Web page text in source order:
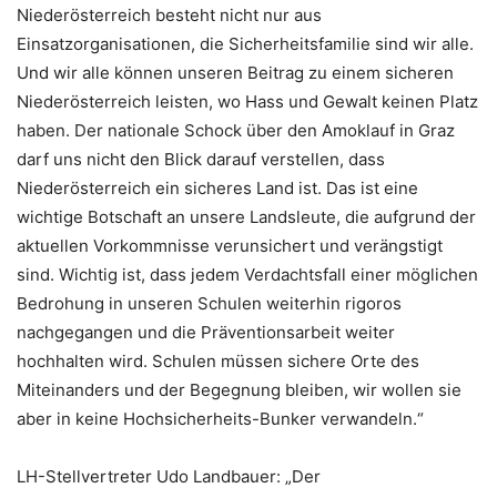
Niederösterreich besteht nicht nur aus
Einsatzorganisationen, die Sicherheitsfamilie sind wir alle.
Und wir alle können unseren Beitrag zu einem sicheren
Niederösterreich leisten, wo Hass und Gewalt keinen Platz
haben. Der nationale Schock über den Amoklauf in Graz
darf uns nicht den Blick darauf verstellen, dass
Niederösterreich ein sicheres Land ist. Das ist eine
wichtige Botschaft an unsere Landsleute, die aufgrund der
aktuellen Vorkommnisse verunsichert und verängstigt
sind. Wichtig ist, dass jedem Verdachtsfall einer möglichen
Bedrohung in unseren Schulen weiterhin rigoros
nachgegangen und die Präventionsarbeit weiter
hochhalten wird. Schulen müssen sichere Orte des
Miteinanders und der Begegnung bleiben, wir wollen sie
aber in keine Hochsicherheits-Bunker verwandeln.“
LH-Stellvertreter Udo Landbauer: „Der